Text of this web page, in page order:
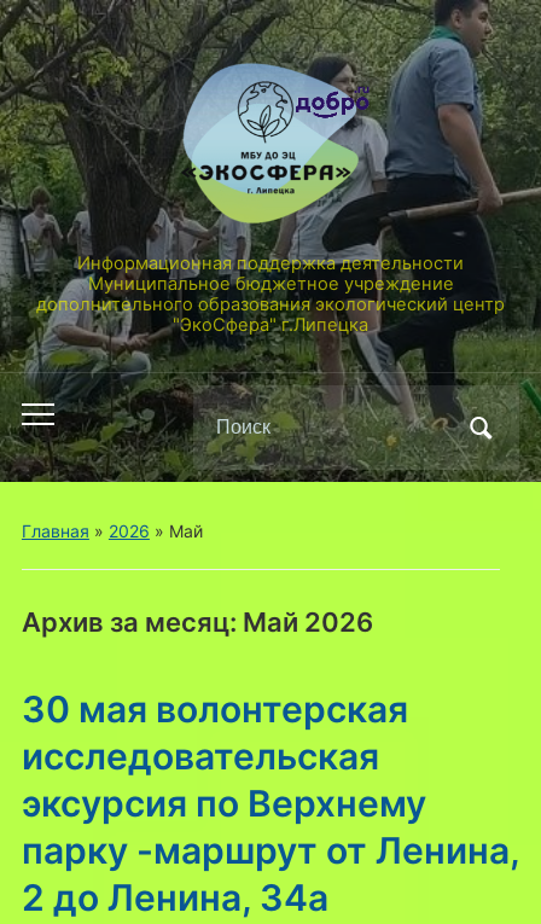
Информационная поддержка деятельности
Муниципальное бюджетное учреждение
дополнительного образования экологический центр
"ЭкоСфера" г.Липецка
Переключить
мобильное
меню
Поиск
по:
Главная » 2026 » Май
Архив за месяц: Май 2026
30 мая волонтерская
исследовательская
эксурсия по Верхнему
парку -маршрут от Ленина,
2 до Ленина, 34а